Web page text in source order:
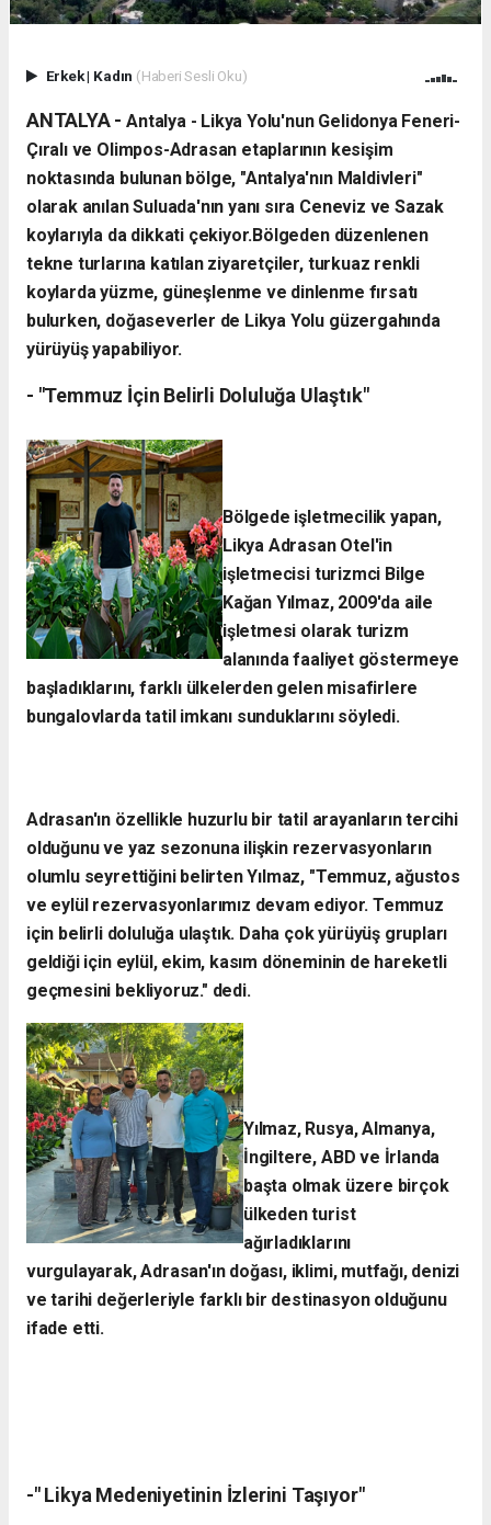
Erkek| Kadın (Haberi Sesli Oku)
ANTALYA -Antalya - Likya Yolu'nun Gelidonya Feneri-
Çıralı ve Olimpos-Adrasan etaplarının kesişim
noktasında bulunan bölge, "Antalya'nın Maldivleri"
olarak anılan Suluada'nın yanı sıra Ceneviz ve Sazak
koylarıyla da dikkati çekiyor.Bölgeden düzenlenen
tekne turlarına katılan ziyaretçiler, turkuaz renkli
koylarda yüzme, güneşlenme ve dinlenme fırsatı
bulurken, doğaseverler de Likya Yolu güzergahında
yürüyüş yapabiliyor.
- "Temmuz İçin Belirli Doluluğa Ulaştık"
Bölgede işletmecilik yapan,
Likya Adrasan Otel'in
işletmecisi turizmci Bilge
Kağan Yılmaz, 2009'da aile
işletmesi olarak turizm
alanında faaliyet göstermeye
başladıklarını, farklı ülkelerden gelen misafirlere
bungalovlarda tatil imkanı sunduklarını söyledi.
Adrasan'ın özellikle huzurlu bir tatil arayanların tercihi
olduğunu ve yaz sezonuna ilişkin rezervasyonların
olumlu seyrettiğini belirten Yılmaz, "Temmuz, ağustos
ve eylül rezervasyonlarımız devam ediyor. Temmuz
için belirli doluluğa ulaştık. Daha çok yürüyüş grupları
geldiği için eylül, ekim, kasım döneminin de hareketli
geçmesini bekliyoruz." dedi.
Yılmaz, Rusya, Almanya,
İngiltere, ABD ve İrlanda
başta olmak üzere birçok
ülkeden turist
ağırladıklarını
vurgulayarak, Adrasan'ın doğası, iklimi, mutfağı, denizi
ve tarihi değerleriyle farklı bir destinasyon olduğunu
ifade etti.
-" Likya Medeniyetinin İzlerini Taşıyor"